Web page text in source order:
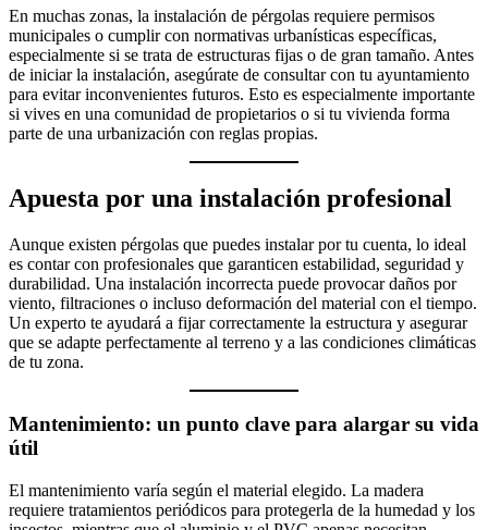
En muchas zonas, la instalación de pérgolas requiere permisos
municipales o cumplir con normativas urbanísticas específicas,
especialmente si se trata de estructuras fijas o de gran tamaño. Antes
de iniciar la instalación, asegúrate de consultar con tu ayuntamiento
para evitar inconvenientes futuros. Esto es especialmente importante
si vives en una comunidad de propietarios o si tu vivienda forma
parte de una urbanización con reglas propias.
Apuesta por una instalación profesional
Aunque existen pérgolas que puedes instalar por tu cuenta, lo ideal
es contar con profesionales que garanticen estabilidad, seguridad y
durabilidad. Una instalación incorrecta puede provocar daños por
viento, filtraciones o incluso deformación del material con el tiempo.
Un experto te ayudará a fijar correctamente la estructura y asegurar
que se adapte perfectamente al terreno y a las condiciones climáticas
de tu zona.
Mantenimiento: un punto clave para alargar su vida
útil
El mantenimiento varía según el material elegido. La madera
requiere tratamientos periódicos para protegerla de la humedad y los